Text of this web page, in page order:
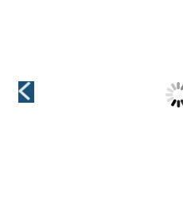
18インチ インチ
18インチ